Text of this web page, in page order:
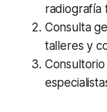
radiografía
Consulta
talleres y